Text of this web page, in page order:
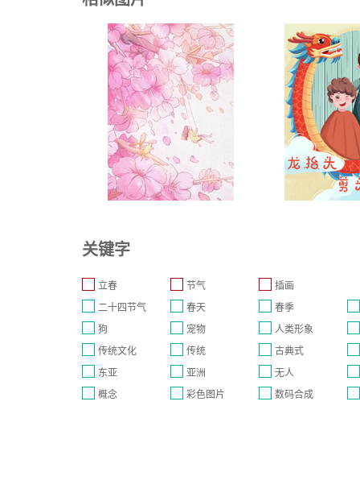
关键字
立春 节气
插画
二十四节气
春天
春季
狗
宠物
人类形象
传统文化
传统
古典式
东亚
亚洲
无人
概念
彩色图片 数码合成